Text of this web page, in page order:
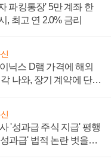
파킹통장' 5만 계좌 한
, 최고 연 2.0% 금리
닉스 D램 가격에 해외
나와, 장기 계약에 단점
'성과급 주식 지급' 평행
과급' 법적 논란 벗을지